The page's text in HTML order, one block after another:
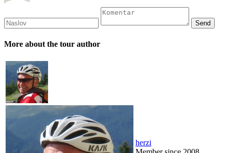
More about the tour author
herzi